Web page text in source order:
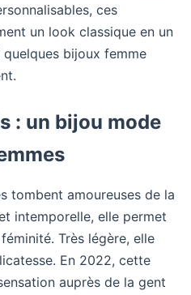
ces
un look classique en un
bijoux femme
: un bijou mode
tombent amoureuses de la
intemporelle, elle permet
Très légère, elle
En 2022, cette
auprès de la gent